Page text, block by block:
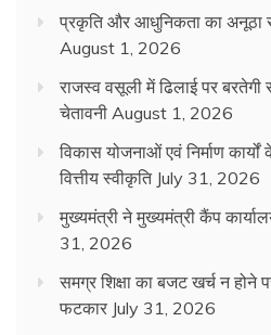
प्रकृति और आधुनिकता का अनूठा
August 1, 2026
राजस्व वसूली में ढिलाई पर बरतेगी
चेतावनी August 1, 2026
विकास योजनाओं एवं निर्माण
वित्तीय स्वीकृति July 31, 2026
मुख्यमंत्री ने मुख्यमंत्री कैंप
31, 2026
समग्र शिक्षा का बजट खर्च न होने
फटकार July 31, 2026